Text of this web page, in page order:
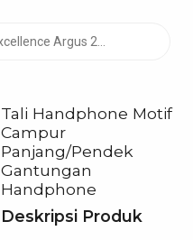
Tali Handphone Motif
Campur
Panjang/Pendek
Gantungan
Handphone
Deskripsi Produk